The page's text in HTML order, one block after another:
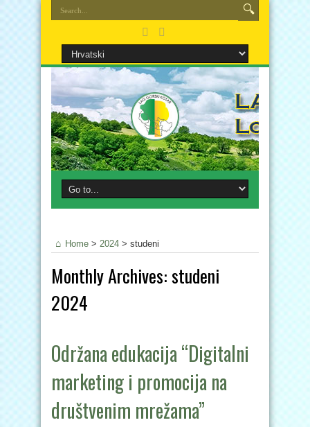
Home > 2024 > studeni
Monthly Archives:studeni
2024
Održana edukacija “Digitalni
marketing i promocija na
društvenim mrežama”